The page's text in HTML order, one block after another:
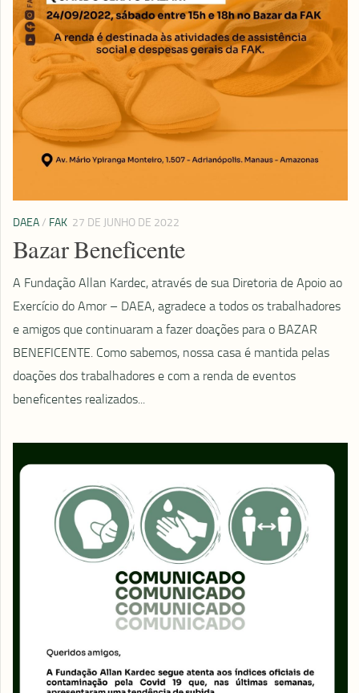
DAEA/ FAK 27 DE JUNHO DE 2022
Bazar Beneficente
A Fundação Allan Kardec, através de sua Diretoria de Apoio ao
Exercício do Amor – DAEA, agradece a todos os trabalhadores
e amigos que continuaram a fazer doações para o BAZAR
BENEFICENTE. Como sabemos, nossa casa é mantida pelas
doações dos trabalhadores e com a renda de eventos
beneficentes realizados...